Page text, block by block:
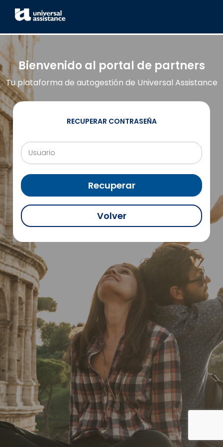
Bienvenido al portal de partners
Tu plataforma de autogestión de Universal Assistance
RECUPERAR CONTRASEÑA
Usuario
Recuperar
Volver